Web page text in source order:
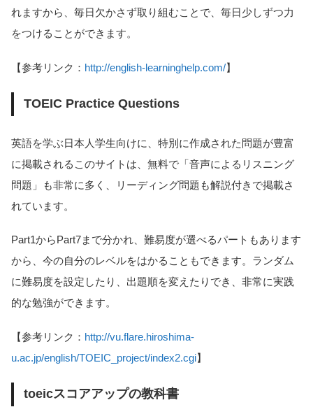
れますから、毎日欠かさず取り組むことで、毎日少しずつ力
をつけることができます。
【参考リンク： http://english-learninghelp.com/】
TOEIC Practice Questions
英語を学ぶ日本人学生向けに、特別に作成された問題が豊富
に掲載されるこのサイトは、無料で「音声によるリスニング
問題」も非常に多く、リーディング問題も解説付きで掲載さ
れています。
Part1からPart7まで分かれ、難易度が選べるパートもあります
から、今の自分のレベルをはかることもできます。ランダム
に難易度を設定したり、出題順を変えたりでき、非常に実践
的な勉強ができます。
【参考リンク： http://vu.flare.hiroshima-
u.ac.jp/english/TOEIC_project/index2.cgi】
toeicスコアアップの教科書